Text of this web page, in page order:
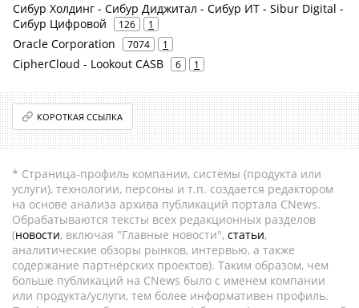
Сибур Холдинг - Сибур Диджитал - Сибур ИТ - Sibur Digital -
Сибур Цифровой
126 1
Oracle Corporation 7074 1
CipherCloud - Lookout CASB 6 1
КОРОТКАЯ ССЫЛКА
* Страница-профиль компании, системы (продукта или
услуги), технологии, персоны и т.п. создается редактором
на основе анализа архива публикаций портала CNews.
Обрабатываются тексты всех редакционных разделов
(новости, включая "Главные новости", статьи,
аналитические обзоры рынков, интервью, а также
содержание партнёрских проектов). Таким образом, чем
больше публикаций на CNews было с именем компании
или продукта/услуги, тем более информативен профиль.